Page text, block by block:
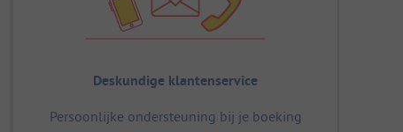
Deskundige klantenservice
Persoonlijke ondersteuning bij je boeking